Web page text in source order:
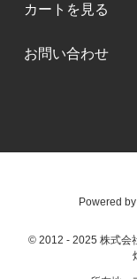
カートを見る
お問い合わせ
© 2012 - 2025 株式会
Powered by